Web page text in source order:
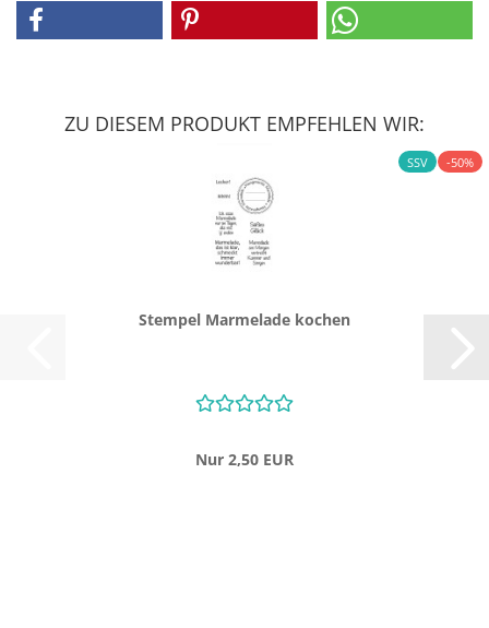
ZU DIESEM PRODUKT EMPFEHLEN WIR:
SSV -50%
Stem­pel Mar­me­la­de ko­chen
Nur 2,50 EUR